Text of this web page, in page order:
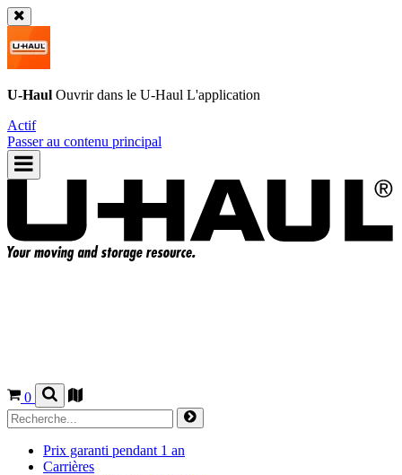
U-Haul Ouvrir dans le U-Haul L'application
Actif
Passer au contenu principal
0
Prix garanti pendant 1 an
Carrières